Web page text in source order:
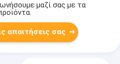
μαζί σας με τα
απαιτήσεις σας